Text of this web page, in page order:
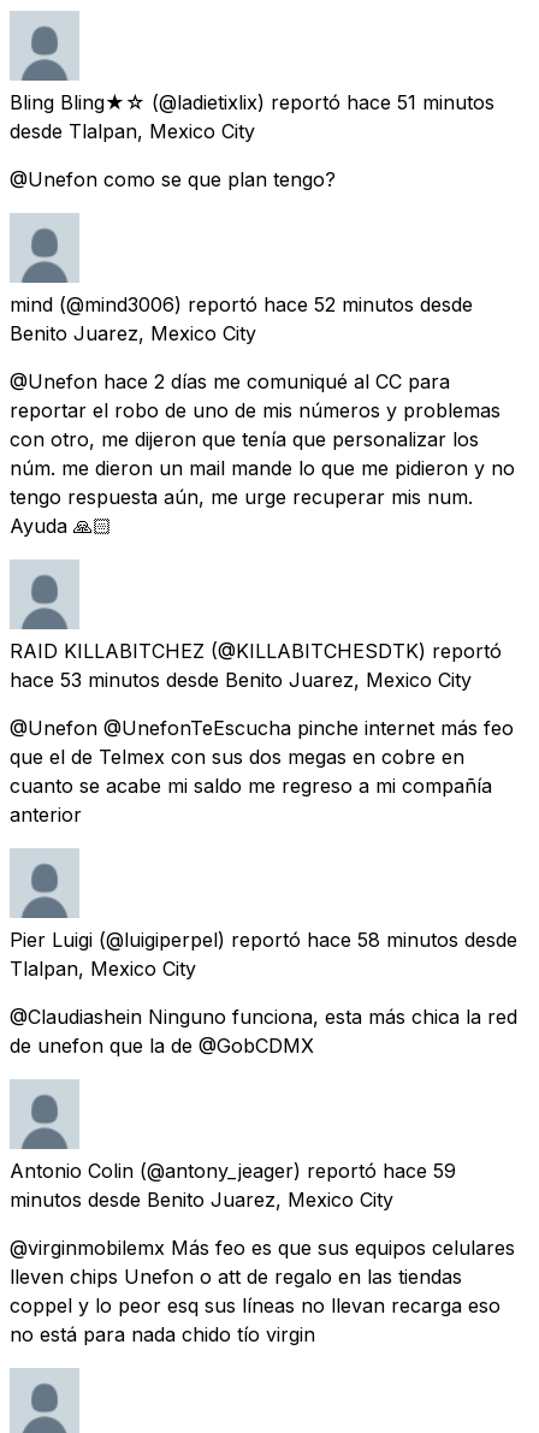
Bling Bling★☆ (@ladietixlix) reportó hace 51 minutos
desde Tlalpan, Mexico City
@Unefon como se que plan tengo?
mind (@mind3006) reportó hace 52 minutos desde
Benito Juarez, Mexico City
@Unefon hace 2 días me comuniqué al CC para
reportar el robo de uno de mis números y problemas
con otro, me dijeron que tenía que personalizar los
núm. me dieron un mail mande lo que me pidieron y no
tengo respuesta aún, me urge recuperar mis num.
Ayuda 🙏🏻
RAID KILLABITCHEZ (@KILLABITCHESDTK) reportó
hace 53 minutos desde Benito Juarez, Mexico City
@Unefon @UnefonTeEscucha pinche internet más feo
que el de Telmex con sus dos megas en cobre en
cuanto se acabe mi saldo me regreso a mi compañía
anterior
Pier Luigi (@luigiperpel) reportó hace 58 minutos desde
Tlalpan, Mexico City
@Claudiashein Ninguno funciona, esta más chica la red
de unefon que la de @GobCDMX
Antonio Colin (@antony_jeager) reportó hace 59
minutos desde Benito Juarez, Mexico City
@virginmobilemx Más feo es que sus equipos celulares
lleven chips Unefon o att de regalo en las tiendas
coppel y lo peor esq sus líneas no llevan recarga eso
no está para nada chido tío virgin